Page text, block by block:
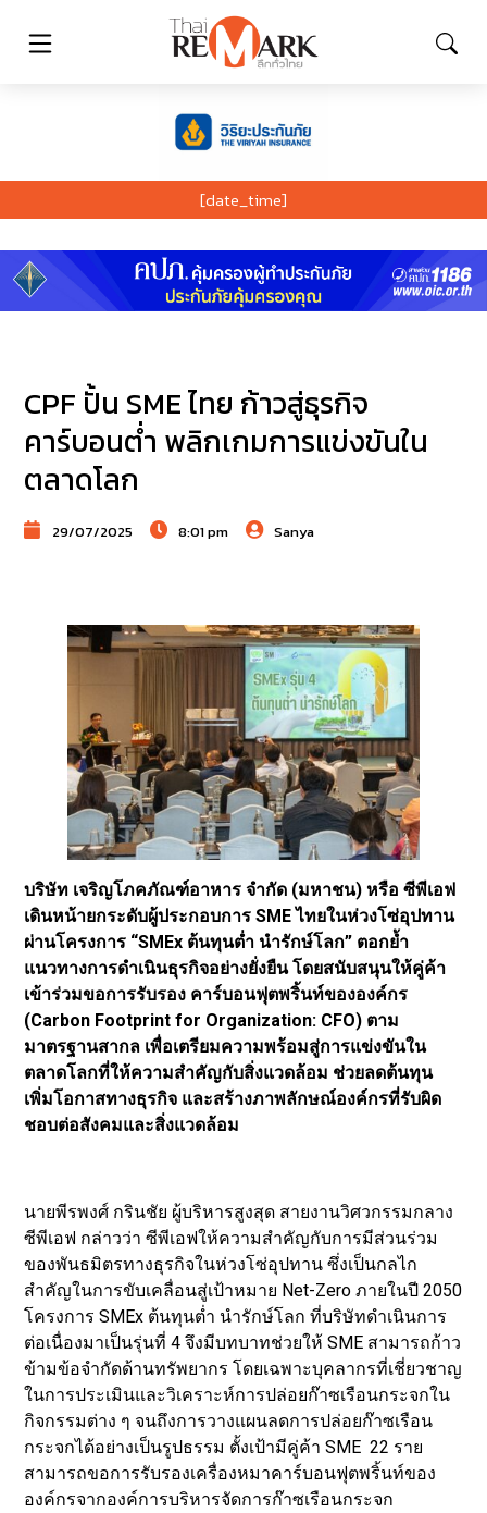
[date_time]
CPF ปั้น SME ไทย ก้าวสู่ธุรกิจ
คาร์บอนต่ำ พลิกเกมการแข่งขันใน
ตลาดโลก
29/07/2025 8:01 pm Sanya
บริษัท เจริญโภคภัณฑ์อาหาร จำกัด (มหาชน) หรือ ซีพีเอฟ
เดินหน้ายกระดับผู้ประกอบการ SME ไทยในห่วงโซ่อุปทาน
ผ่านโครงการ “SMEx ต้นทุนต่ำ นำรักษ์โลก” ตอกย้ำ
แนวทางการดำเนินธุรกิจอย่างยั่งยืน โดยสนับสนุนให้คู่ค้า
เข้าร่วมขอการรับรอง คาร์บอนฟุตพริ้นท์ขององค์กร
(Carbon Footprint for Organization: CFO) ตาม
มาตรฐานสากล เพื่อเตรียมความพร้อมสู่การแข่งขันใน
ตลาดโลกที่ให้ความสำคัญกับสิ่งแวดล้อม ช่วยลดต้นทุน
เพิ่มโอกาสทางธุรกิจ และสร้างภาพลักษณ์องค์กรที่รับผิด
ชอบต่อสังคมและสิ่งแวดล้อม
นายพีรพงศ์ กรินชัย ผู้บริหารสูงสุด สายงานวิศวกรรมกลาง
ซีพีเอฟ กล่าวว่า ซีพีเอฟให้ความสำคัญกับการมีส่วนร่วม
ของพันธมิตรทางธุรกิจในห่วงโซ่อุปทาน ซึ่งเป็นกลไก
สำคัญในการขับเคลื่อนสู่เป้าหมาย Net-Zero ภายในปี 2050
โครงการ SMEx ต้นทุนต่ำ นำรักษ์โลก ที่บริษัทดำเนินการ
ต่อเนื่องมาเป็นรุ่นที่ 4 จึงมีบทบาทช่วยให้ SME สามารถก้าว
ข้ามข้อจำกัดด้านทรัพยากร โดยเฉพาะบุคลากรที่เชี่ยวชาญ
ในการประเมินและวิเคราะห์การปล่อยก๊าซเรือนกระจกใน
กิจกรรมต่าง ๆ จนถึงการวางแผนลดการปล่อยก๊าซเรือน
กระจกได้อย่างเป็นรูปธรรม ตั้งเป้ามีคู่ค้า SME 22 ราย
สามารถขอการรับรองเครื่องหมาคาร์บอนฟุตพริ้นท์ของ
องค์กรจากองค์การบริหารจัดการก๊าซเรือนกระจก